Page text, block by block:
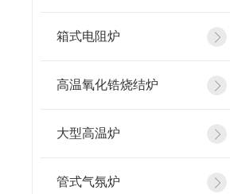
箱式电阻炉
高温氧化锆烧结炉
大型高温炉
管式气氛炉